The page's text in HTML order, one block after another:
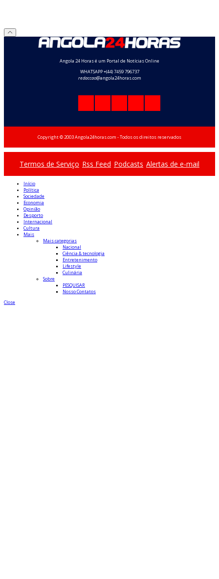
Angola 24 Horas é um Portal de Notícias Online
WHATSAPP +(44) 7459 796737
redaccao@angola24horas.com
Copyright © 2003 Angola24horas.com - Todos os direitos reservados
Termos de Serviço Rss Feed Podcasts Alertas de e-mail
Início
Política
Sociedade
Economia
Opinião
Desporto
Internacional
Cultura
Mais
Mais categorias
Nacional
Ciência & tecnologia
Entretenimento
Lifestyle
Culinária
Sobre
PESQUISAR
Nosso Contatos
Close